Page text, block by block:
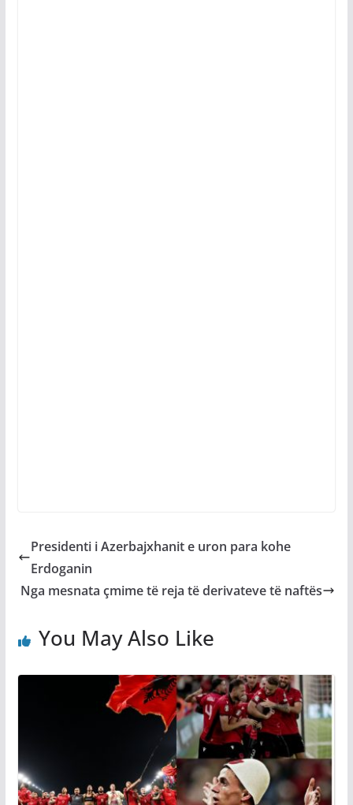
Presidenti i Azerbajxhanit e uron para kohe
Erdoganin
Nga mesnata çmime të reja të derivateve të naftës
You May Also Like